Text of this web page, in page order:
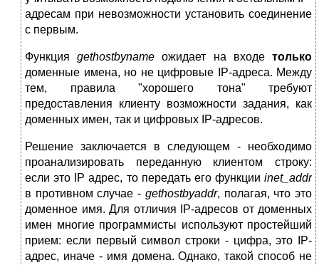
адресам при невозможности установить соединение
с первым.
Функцияgethostbyname ожидает на входетолько
доменные имена, но не цифровые IP-адреса. Между
тем, правила "хорошего тона" требуют
предоставления клиенту возможности задания, как
доменных имен, так и цифровых IP-адресов.
Решение заключается в следующем - необходимо
проанализировать переданную клиентом строку:
если это IP адрес, то передать его функции inet_addr
в противном случае - gethostbyaddr, полагая, что это
доменное имя. Для отличия IP-адресов от доменных
имен многие программисты используют простейший
прием: если первый символ строки - цифра, это IP-
адрес, иначе - имя домена. Однако, такой способ не